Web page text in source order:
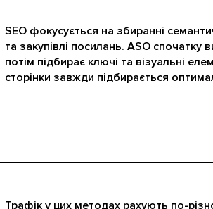
SEO фокусується на збиранні
та закупівлі посилань. ASO спочатку
потім підбирає ключі та візуальні
сторінки завжди підбирається
Трафік у цих методах рахують по-